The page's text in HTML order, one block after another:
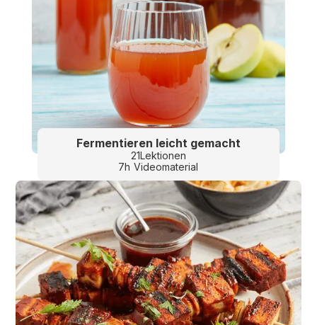
Fermentieren leicht gemacht
21Lektionen
7h Videomaterial